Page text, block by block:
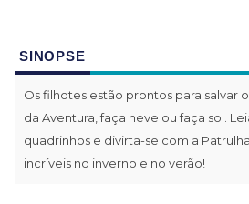
SINOPSE
Os filhotes estão prontos para salvar
da Aventura, faça neve ou faça sol.
quadrinhos e divirta-se com a
incríveis no inverno e no verão!